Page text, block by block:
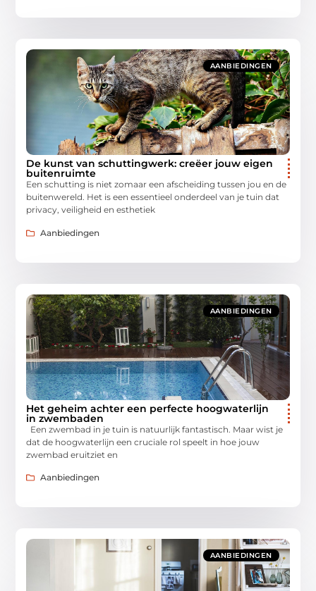
AANBIEDINGEN
De kunst van schuttingwerk: creëer jouw eigen
buitenruimte
Een schutting is niet zomaar een afscheiding tussen jou en de
buitenwereld. Het is een essentieel onderdeel van je tuin dat
privacy, veiligheid en esthetiek
Aanbiedingen
AANBIEDINGEN
Het geheim achter een perfecte hoogwaterlijn
in zwembaden
Een zwembad in je tuin is natuurlijk fantastisch. Maar wist je
dat de hoogwaterlijn een cruciale rol speelt in hoe jouw
zwembad eruitziet en
Aanbiedingen
AANBIEDINGEN